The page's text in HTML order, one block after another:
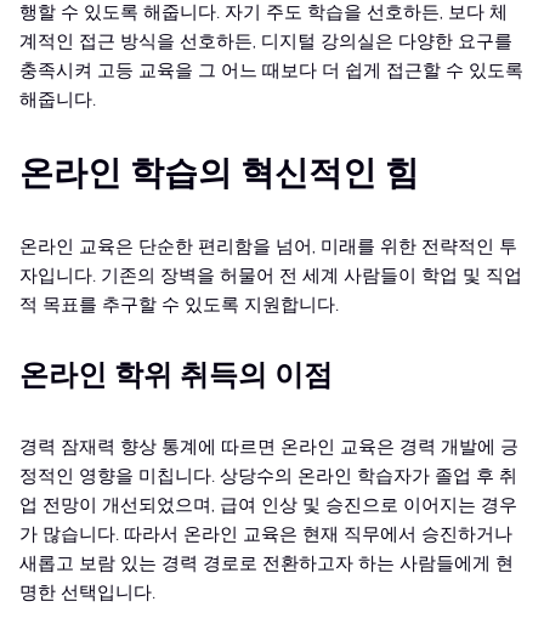
행할 수 있도록 해줍니다. 자기 주도 학습을 선호하든, 보다 체
계적인 접근 방식을 선호하든, 디지털 강의실은 다양한 요구를
충족시켜 고등 교육을 그 어느 때보다 더 쉽게 접근할 수 있도록
해줍니다.
온라인 학습의 혁신적인 힘
온라인 교육은 단순한 편리함을 넘어, 미래를 위한 전략적인 투
자입니다. 기존의 장벽을 허물어 전 세계 사람들이 학업 및 직업
적 목표를 추구할 수 있도록 지원합니다.
온라인 학위 취득의 이점
경력 잠재력 향상 통계에 따르면 온라인 교육은 경력 개발에 긍
정적인 영향을 미칩니다. 상당수의 온라인 학습자가 졸업 후 취
업 전망이 개선되었으며, 급여 인상 및 승진으로 이어지는 경우
가 많습니다. 따라서 온라인 교육은 현재 직무에서 승진하거나
새롭고 보람 있는 경력 경로로 전환하고자 하는 사람들에게 현
명한 선택입니다.